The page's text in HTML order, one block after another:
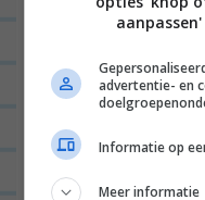
velden zijn
advertentie- en
Informatie op
Meer informatie